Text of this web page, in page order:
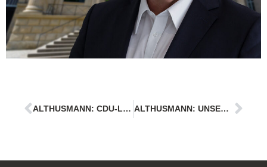
ALTHUSMANN: CDU-LANDESLISTE IST UNSER TOP-ANGEBOT AN ALLE NIEDERSACHSEN￼ ALTHUSMANN: UNSERE GESELLSCHAFT MUSS EIN SCHUTZSCHILD FÜR UNSERE KINDER UND JUGENDLICHEN BILDEN